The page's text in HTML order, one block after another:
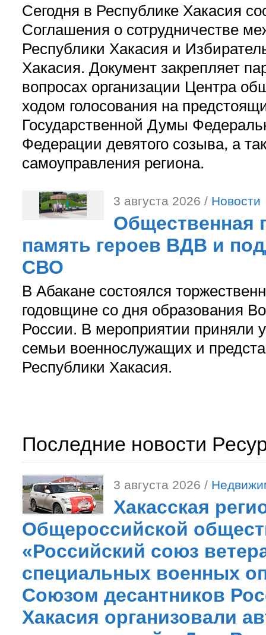
Сегодня в Республике Хакасия
Соглашения о сотрудничестве
Республики Хакасия и
Хакасия. Документ закрепляет
вопросах организации Центра
ходом голосования на
Государственной Думы
Федерации девятого созыва, а
самоуправления региона.
3 августа 2026 / Новости
Общественная
память героев ВДВ и
СВО
В Абакане состоялся
годовщине со дня образования
России. В мероприятии приняли
семьи военнослужащих и
Республики Хакасия.
Последние новости
3 августа 2026 /
Хакасская
Общероссийской
«Российский союз
специальных военных
Союзом десантников
Хакасия организовали